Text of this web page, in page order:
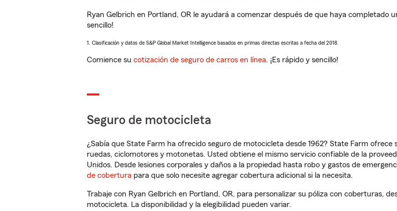
Ryan Gelbrich en Portland, OR le ayudará a comenzar después de que haya completado
sencillo!
1. Clasificación y datos de S&P Global Market Intelligence basados en primas directas escritas a fecha del 2018.
Comience su cotización de seguro de carros en línea. ¡Es rápido y sencillo!
Seguro de motocicleta
¿Sabía que State Farm ha ofrecido seguro de motocicleta desde 1962? State Farm
ruedas, ciclomotores y motonetas. Usted obtiene el mismo servicio confiable de la
Unidos. Desde lesiones corporales y daños a la propiedad hasta robo y gastos de
de cobertura para que solo necesite agregar cobertura adicional si la necesita.
Trabaje con Ryan Gelbrich en Portland, OR, para personalizar su póliza con coberturas,
motocicleta. La disponibilidad y la elegibilidad pueden variar.